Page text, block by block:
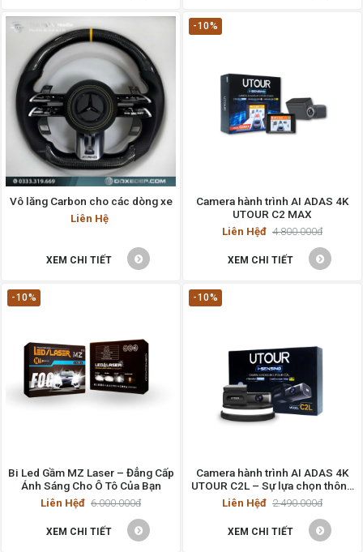
Vô lăng Carbon cho các dòng xe
Liên Hệ
XEM CHI TIẾT
-10%
Camera hành trình AI ADAS 4K
UTOUR C2 MAX
Liên Hệđ 4.800.000đ
XEM CHI TIẾT
-10%
Bi Led Gầm MZ Laser – Đẳng Cấp
Ánh Sáng Cho Ô Tô Của Bạn
Liên Hệđ 6.000.000đ
XEM CHI TIẾT
-10%
Camera hành trình AI ADAS 4K
UTOUR C2L – Sự lựa chọn thông
minh cho ô tô
Liên Hệđ 2.490.000đ
XEM CHI TIẾT